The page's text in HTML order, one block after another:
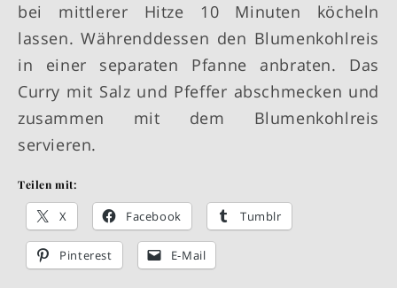
bei mittlerer Hitze 10 Minuten köcheln
lassen. Währenddessen den Blumenkohlreis
in einer separaten Pfanne anbraten. Das
Curry mit Salz und Pfeffer abschmecken und
zusammen mit dem Blumenkohlreis
servieren.
Teilen mit:
X Facebook Tumblr
Pinterest E-Mail